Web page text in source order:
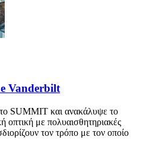
Vanderbilt
το SUMMIT και ανακάλυψε το
οπτική με πολυαισθητηριακές
τον τρόπο με τον οποίο